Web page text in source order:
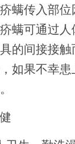
螨传入部
螨可通过
的间接接
如果不幸